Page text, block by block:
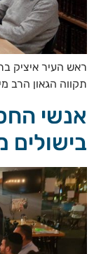
ראש העיר איציק
תקווה הגאון הרב
אנשי
בישולים